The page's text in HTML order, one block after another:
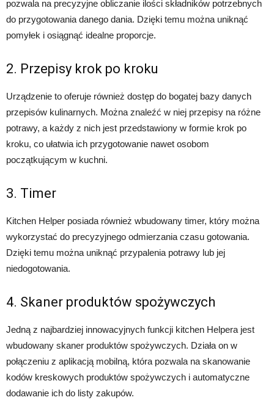
pozwala na precyzyjne obliczanie ilości składników potrzebnych
do przygotowania danego dania. Dzięki temu można uniknąć
pomyłek i osiągnąć idealne proporcje.
2. Przepisy krok po kroku
Urządzenie to oferuje również dostęp do bogatej bazy danych
przepisów kulinarnych. Można znaleźć w niej przepisy na różne
potrawy, a każdy z nich jest przedstawiony w formie krok po
kroku, co ułatwia ich przygotowanie nawet osobom
początkującym w kuchni.
3. Timer
Kitchen Helper posiada również wbudowany timer, który można
wykorzystać do precyzyjnego odmierzania czasu gotowania.
Dzięki temu można uniknąć przypalenia potrawy lub jej
niedogotowania.
4. Skaner produktów spożywczych
Jedną z najbardziej innowacyjnych funkcji kitchen Helpera jest
wbudowany skaner produktów spożywczych. Działa on w
połączeniu z aplikacją mobilną, która pozwala na skanowanie
kodów kreskowych produktów spożywczych i automatyczne
dodawanie ich do listy zakupów.